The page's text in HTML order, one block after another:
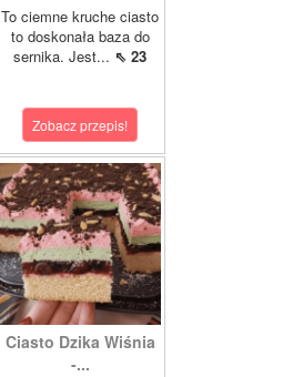
To ciemne kruche ciasto
to doskonała baza do
sernika. Jest... ⇖ 23
Zobacz przepis!
Ciasto Dzika Wiśnia
-...